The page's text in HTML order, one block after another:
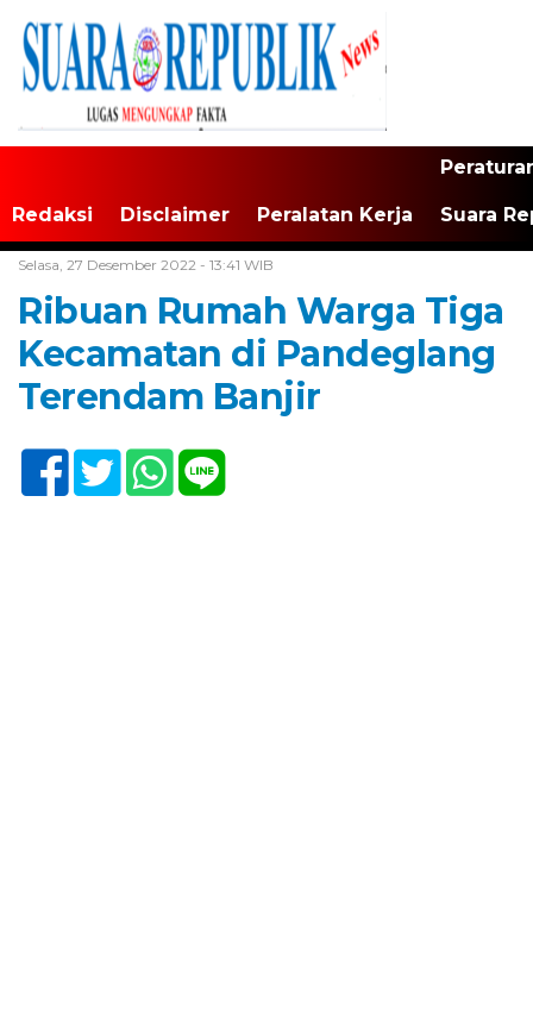
Redaksi Disclaimer Peralatan Kerja Suara
Selasa, 27 Desember 2022 - 13:41 WIB
Ribuan Rumah Warga Tiga
Kecamatan di Pandeglang
Terendam Banjir